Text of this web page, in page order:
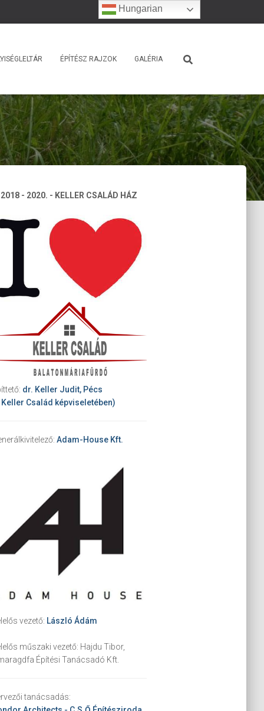
ÉPÍTÉSZ RAJZOK GALÉRIA
- 2020. - KELLER CSALÁD HÁZ
dr. Keller Judit, Pécs
Keller Család képviseletében)
Adam-House Kft.
vezető: László Ádám
műszaki vezető: Hajdu Tibor,
Építési Tanácsadó Kft.
tanácsadás:
Hungarian